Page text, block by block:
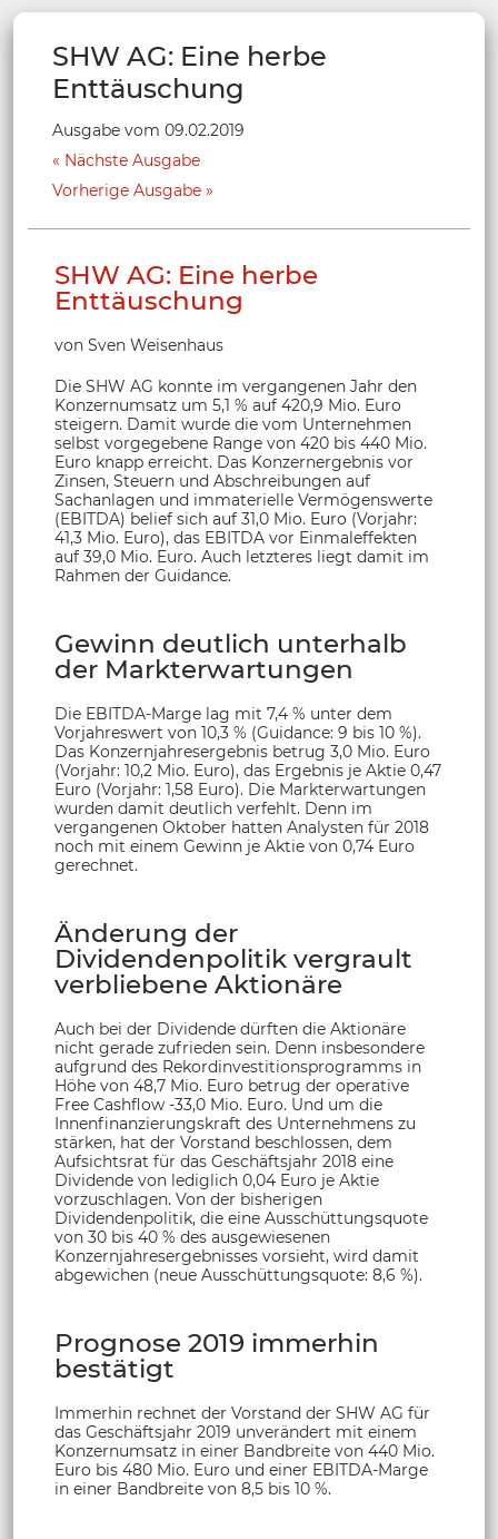
SHW AG: Eine herbe
Enttäuschung
Ausgabe vom 09.02.2019
Nächste Ausgabe
Vorherige Ausgabe
SHW AG: Eine herbe
Enttäuschung
von Sven Weisenhaus
Die SHW AG konnte im vergangenen Jahr den
Konzernumsatz um 5,1 % auf 420,9 Mio. Euro
steigern. Damit wurde die vom Unternehmen
selbst vorgegebene Range von 420 bis 440 Mio.
Euro knapp erreicht. Das Konzernergebnis vor
Zinsen, Steuern und Abschreibungen auf
Sachanlagen und immaterielle Vermögenswerte
(EBITDA) belief sich auf 31,0 Mio. Euro (Vorjahr:
41,3 Mio. Euro), das EBITDA vor Einmaleffekten
auf 39,0 Mio. Euro. Auch letzteres liegt damit im
Rahmen der Guidance.
Gewinn deutlich unterhalb
der Markterwartungen
Die EBITDA-Marge lag mit 7,4 % unter dem
Vorjahreswert von 10,3 % (Guidance: 9 bis 10 %).
Das Konzernjahresergebnis betrug 3,0 Mio. Euro
(Vorjahr: 10,2 Mio. Euro), das Ergebnis je Aktie 0,47
Euro (Vorjahr: 1,58 Euro). Die Markterwartungen
wurden damit deutlich verfehlt. Denn im
vergangenen Oktober hatten Analysten für 2018
noch mit einem Gewinn je Aktie von 0,74 Euro
gerechnet.
Änderung der
Dividendenpolitik vergrault
verbliebene Aktionäre
Auch bei der Dividende dürften die Aktionäre
nicht gerade zufrieden sein. Denn insbesondere
aufgrund des Rekordinvestitionsprogramms in
Höhe von 48,7 Mio. Euro betrug der operative
Free Cashflow -33,0 Mio. Euro. Und um die
Innenfinanzierungskraft des Unternehmens zu
stärken, hat der Vorstand beschlossen, dem
Aufsichtsrat für das Geschäftsjahr 2018 eine
Dividende von lediglich 0,04 Euro je Aktie
vorzuschlagen. Von der bisherigen
Dividendenpolitik, die eine Ausschüttungsquote
von 30 bis 40 % des ausgewiesenen
Konzernjahresergebnisses vorsieht, wird damit
abgewichen (neue Ausschüttungsquote: 8,6 %).
Prognose 2019 immerhin
bestätigt
Immerhin rechnet der Vorstand der SHW AG für
das Geschäftsjahr 2019 unverändert mit einem
Konzernumsatz in einer Bandbreite von 440 Mio.
Euro bis 480 Mio. Euro und einer EBITDA-Marge
in einer Bandbreite von 8,5 bis 10 %.